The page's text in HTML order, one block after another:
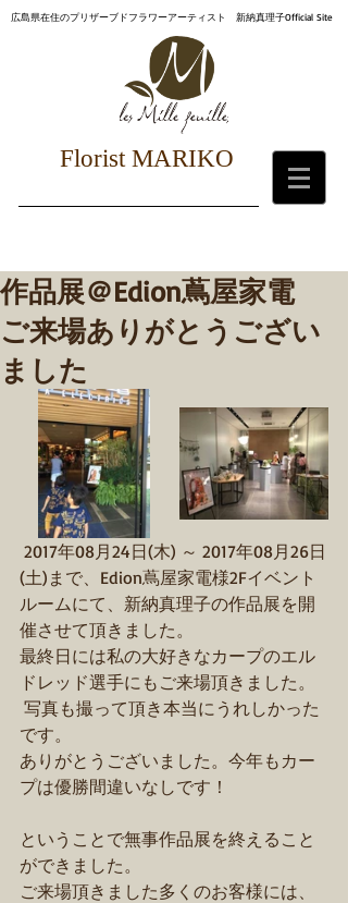
Florist MARIKO
広島県在住のプリザーブドフラワーアーティスト 新納真理子Official Site
作品展＠Edion蔦屋家電
ご来場ありがとうござい
ました
(土)まで、Edion蔦屋家電様2Fイベント
ルームにて、新納真理子の作品展を開
催させて頂きました。
最終日には私の大好きなカープのエル
ドレッド選手にもご来場頂きました。
です。
ありがとうございました。今年もカー
プは優勝間違いなしです！
ということで無事作品展を終えること
ができました。
ご来場頂きました多くのお客様には、